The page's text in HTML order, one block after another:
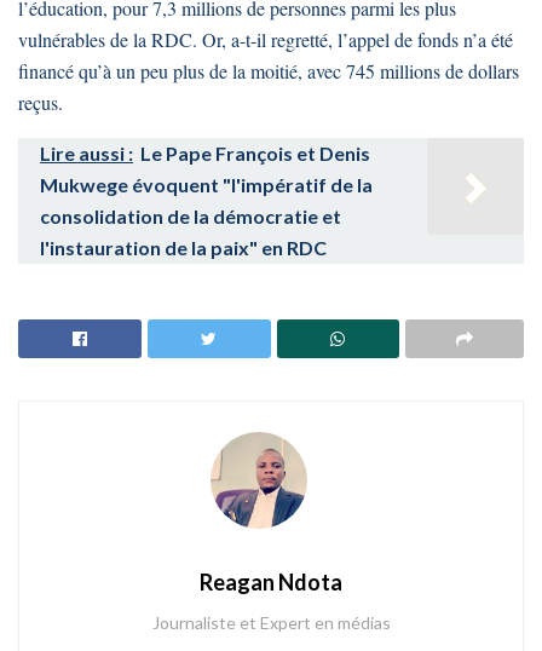
l’éducation, pour 7,3 millions de personnes parmi les plus
vulnérables de la RDC. Or, a-t-il regretté, l’appel de fonds n’a été
financé qu’à un peu plus de la moitié, avec 745 millions de dollars
reçus.
Lire aussi : Le Pape François et Denis
Mukwege évoquent "l'impératif de la
consolidation de la démocratie et
l'instauration de la paix" en RDC
Reagan Ndota
Journaliste et Expert en médias